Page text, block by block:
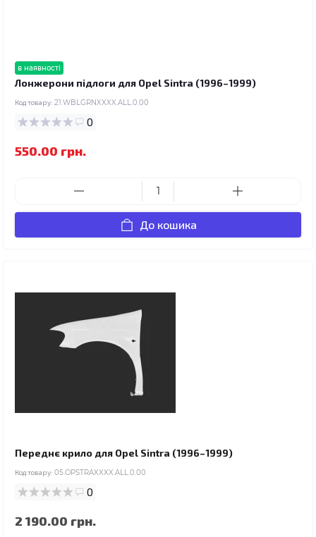
в наявності
Лонжерони підлоги для Opel Sintra (1996–1999)
Код товару: 21.WBLGRNXXXX.ALL.0.00
0
550.00 грн.
До кошика
Переднє крило для Opel Sintra (1996–1999)
Код товару: 05.OPSTRAXXXX.ALL.0.00
0
2 190.00 грн.